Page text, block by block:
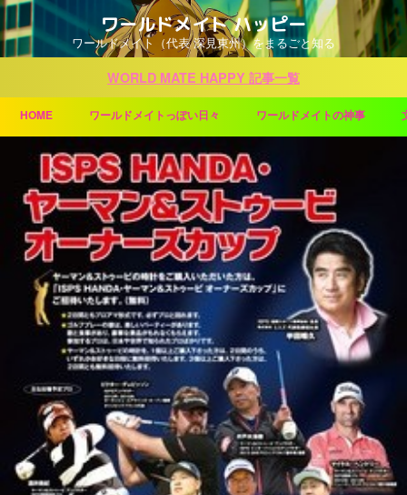
ワールドメイト ハッピー
ワールドメイト（代表 深見東州）をまるごと知る
WORLD MATE HAPPY 記事一覧
HOME ワールドメイトっぽい日々 ワールドメイトの神事